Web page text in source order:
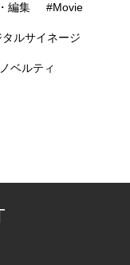
編集 #Movie
ルサイネージ
ベルティ